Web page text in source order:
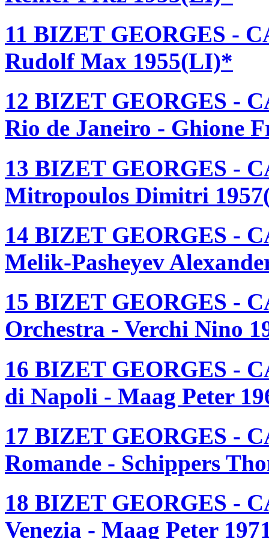
11 BIZET GEORGES -
Rudolf Max 1955(LI)*
12 BIZET GEORGES -
Rio de Janeiro - Ghione
13 BIZET GEORGES -
Mitropoulos Dimitri
14 BIZET GEORGES -
Melik-Pasheyev
15 BIZET GEORGES -
Orchestra - Verchi Nino
16 BIZET GEORGES -
di Napoli - Maag Peter
17 BIZET GEORGES -
Romande - Schippers
18 BIZET GEORGES -
Venezia - Maag Peter